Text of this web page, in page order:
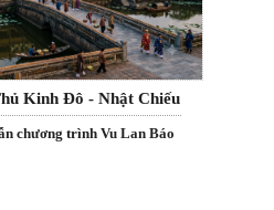
Kinh Đô - Nhật Chiếu
chương trình Vu Lan Báo